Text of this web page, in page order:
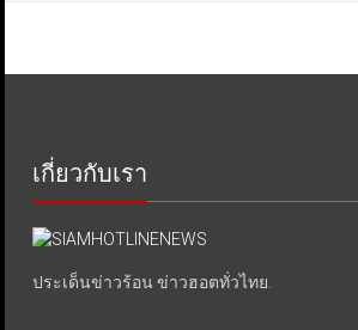
เกี่ยวกับเรา
ประเด็นข่าวร้อน ข่าวฮอตทั่วไทย.